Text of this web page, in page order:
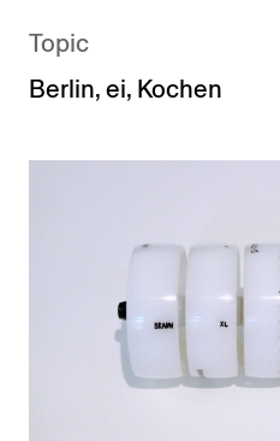
Topic
Berlin,ei, Kochen